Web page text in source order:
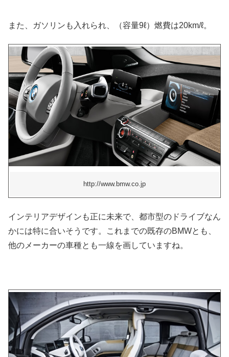
また、ガソリンも入れられ、（容量9ℓ）燃費は20km/ℓ。
http://www.bmw.co.jp
インテリアデザインも正に未来で、都市型のドライブなん
かには特に合いそうです。これまでの既存のBMWとも、
他のメーカーの車種とも一線を画していますね。